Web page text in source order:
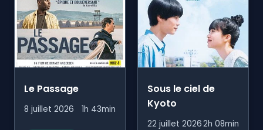
Le Passage
8 juillet 2026 1h 43min
Sous le ciel de
Kyoto
22 juillet 20262h 08min